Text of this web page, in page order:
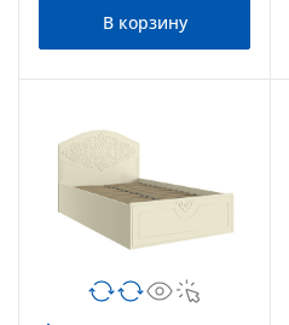
В корзину